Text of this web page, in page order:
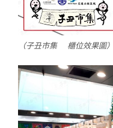
（子丑市集 櫃位效果圖）